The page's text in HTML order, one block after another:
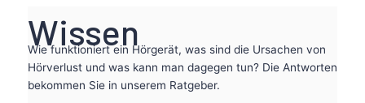
Wissen
Wie funktioniert ein Hörgerät, was sind die Ursachen von
Hörverlust und was kann man dagegen tun? Die Antworten
bekommen Sie in unserem Ratgeber.